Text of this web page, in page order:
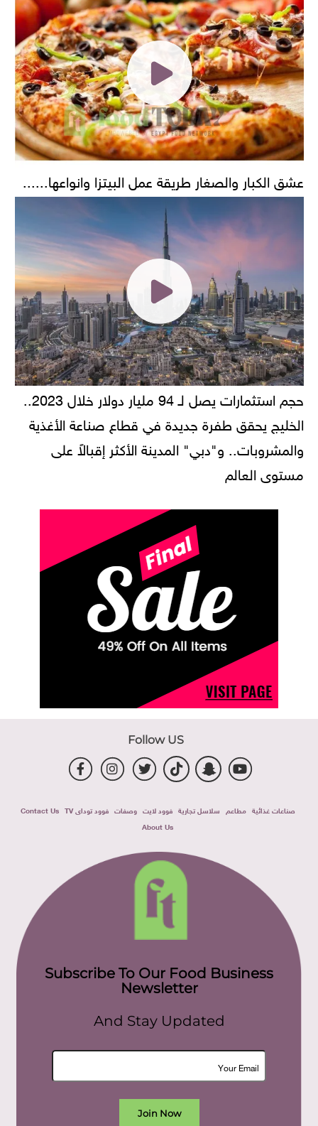
عشق الكبار والصغار طريقة عمل البيتزا وانواعها......
حجم استثمارات يصل لـ 94 مليار دولار خلال 2023..
الخليج يحقق طفرة جديدة في قطاع صناعة الأغذية
والمشروبات.. و"دبي" المدينة الأكثر إقبالاً على
مستوى العالم
Follow US
صناعات غذائية مطاعم سلاسل تجارية فوود لايت وصفات فوود توداى TV
Contact Us
About Us
Subscribe To Our Food Business
Newsletter
And Stay Updated
Join Now